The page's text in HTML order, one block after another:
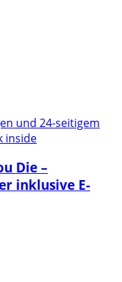
und 24-seitigem
inside
Die –
inklusive E-